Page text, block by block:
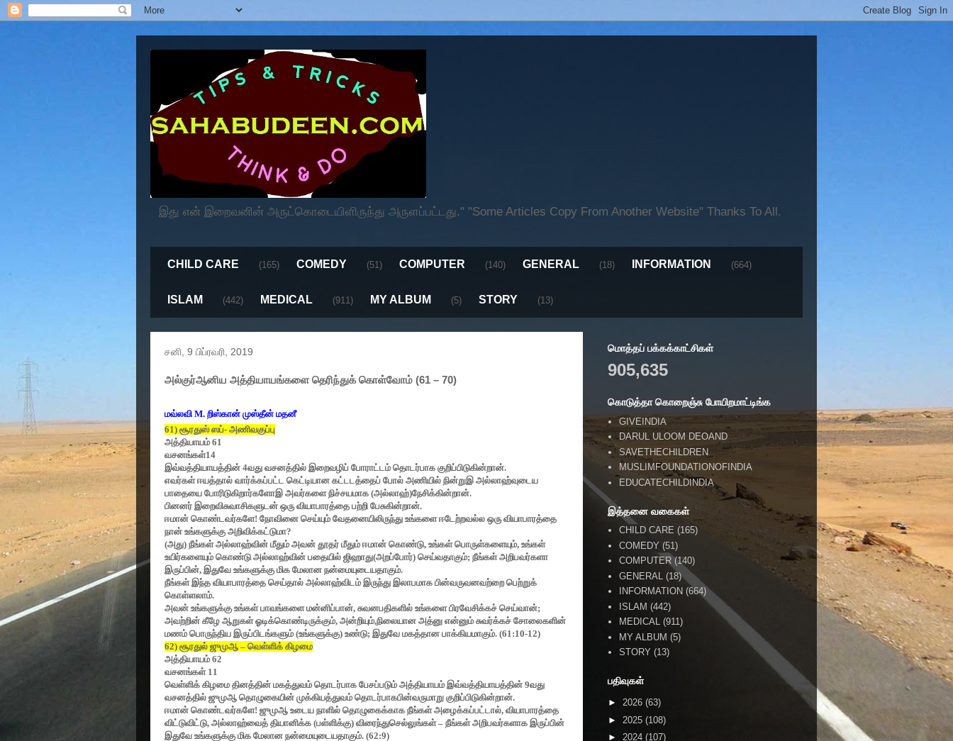
இது என் இறைவனின் அருட்கொடையிளிருந்து அருளப்பட்டது." "Some Articles Copy From Another Website" Thanks To All.
CHILD CARE (165) COMEDY (51) COMPUTER (140) GENERAL (18) INFORMATION (664)
ISLAM (442) MEDICAL (911) MY ALBUM (5) STORY (13)
சனி, 9 பிப்ரவரி, 2019
அல்குர்ஆனிய அத்தியாயங்களை தெரிந்துக் கொள்வோம் (61 – 70)
மவ்லவி M. றிஸ்கான் முஸ்தீன் மதனீ
61) சூரதுஸ் ஸப்- அணிவகுப்பு
அத்தியாயம் 61
வசனங்கள்14
இவ்வத்தியாயத்தின் 4வது வசனத்தில் இறைவழிப் போராட்டம் தொடர்பாக குறிப்பிடுகின்றான்.
எவர்கள் ஈயத்தால் வார்க்கப்பட்ட கெட்டியான கட்டடத்தைப் போல் அணியில் நின்றுஇ அல்லாஹ்வுடைய
பாதையை போரிடுகிறார்களோஇ அவர்களை நிச்சயமாக (அல்லாஹ்)நேசிக்கின்றான்.
பினனர் இறைவிசுவாசிகளுடன் ஒரு வியாபாரத்தை பற்றி பேசுகின்றான்.
ஈமான் கொண்டவர்களே! நோவினை செய்யும் வேதனையிலிருந்து உங்களை ஈடேற்றவல்ல ஒரு வியாபாரத்தை
நான் உங்களுக்கு அறிவிக்கட்டுமா?
(அது) நீங்கள் அல்லாஹ்வின் மீதும் அவன் தூதர் மீதும் ஈமான் கொண்டு, உங்கள் பொருள்களையும், உங்கள்
உயிர்களையும் கொண்டு அல்லாஹ்வின் பதையில் ஜிஹாது(அறப்போர்) செய்வதாகும்; நீங்கள் அறிபவர்களா
இருப்பின், இதுவே உங்களுக்கு மிக மேலான நன்மையுடையதாகும்.
நீங்கள் இந்த வியாபாரத்தை செய்தால் அல்லாஹ்விடம் இருந்து இலாபமாக பின்வருவனவற்றை பெற்றுக்
கொள்ளலாம்.
அவன் உங்களுக்கு உங்கள் பாவங்களை மன்னிப்பான், சுவனபதிகளில் உங்களை பிரவேசிக்கச் செய்வான்;
அவற்றின் கீழே ஆறுகள் ஓடிக்கொண்டிருக்கும், அன்றியும்,நிலையான அத்னு என்னும் சுவர்க்கச் சோலைகளின்
மணம் பொருந்திய இருப்பிடங்களும் (உங்களுக்கு) உண்டு; இதுவே மகத்தான பாக்கியமாகும். (61:10-12)
62) சூரதுல் ஜுமுஆ – வெள்ளிக் கிழமை
அத்தியாயம் 62
வசனங்கள் 11
வெள்ளிக் கிழமை தினத்தின் மகத்துவம் தொடர்பாக பேசப்படும் அத்தியாயம் இவ்வத்தியாயத்தின் 9வது
வசனத்தில் ஜுமுஆ தொழுகையின் முக்கியத்துவம் தொடர்பாகபின்வருமாறு குறிப்பிடுகின்றான்.
ஈமான் கொண்டவர்களே! ஜுமுஆ உடைய நாளில் தொழுகைக்காக நீங்கள் அழைக்கப்பட்டால், வியாபாரத்தை
விட்டுவிட்டு, அல்லாஹ்வைத் தியானிக்க (பள்ளிக்கு) விரைந்துசெல்லுங்கள்– நீங்கள் அறிபவர்களாக இருப்பின்
இதுவே உங்களுக்கு மிக மேலான நன்மையுடையதாகும். (62:9)
மொத்தப் பக்கக்காட்சிகள்
905,635
கொடுத்தா கொறைஞ்சு போயிறமாட்டிங்க
GIVEINDIA
DARUL ULOOM DEOAND
SAVETHECHILDREN
MUSLIMFOUNDATIONOFINDIA
EDUCATECHILDINDIA
இத்தனை வகைகள்
CHILD CARE (165)
COMEDY (51)
COMPUTER (140)
GENERAL (18)
INFORMATION (664)
ISLAM (442)
MEDICAL (911)
MY ALBUM (5)
STORY (13)
பதிவுகள்
► 2026 (63)
► 2025 (108)
► 2024 (107)